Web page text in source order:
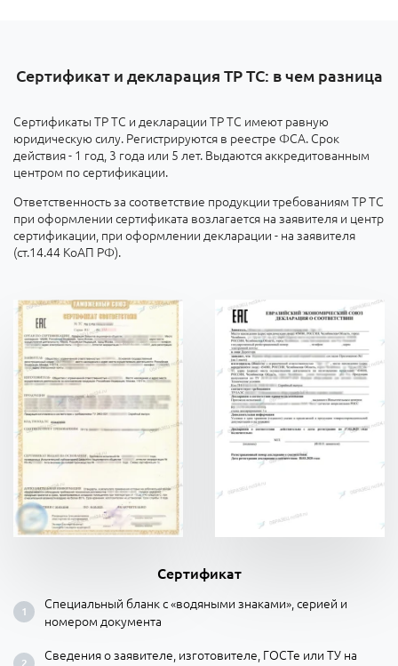
Сертификат и декларация ТР ТС: в чем разница
Сертификаты ТР ТС и декларации ТР ТС имеют равную
юридическую силу. Регистрируются в реестре ФСА. Срок
действия - 1 год, 3 года или 5 лет. Выдаются аккредитованным
центром по сертификации.
Ответственность за соответствие продукции требованиям ТР ТС
при оформлении сертификата возлагается на заявителя и центр
сертификации, при оформлении декларации - на заявителя
(ст.14.44 КоАП РФ).
Сертификат
Специальный бланк с «водяными знаками», серией и
номером документа
Сведения о заявителе, изготовителе, ГОСТе или ТУ на